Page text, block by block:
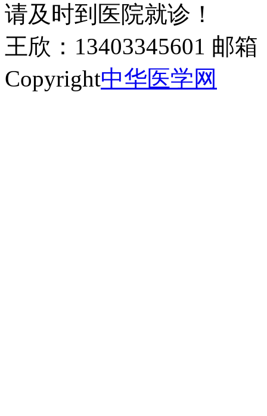
请及时到医院就诊！
王欣：13403345601 邮箱
Copyright中华医学网